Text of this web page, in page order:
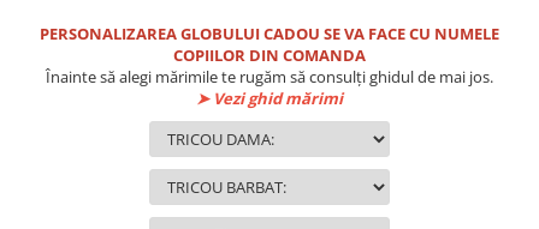
PERSONALIZAREA GLOBULUI CADOU SE VA FACE CU NUMELE
COPIILOR DIN COMANDA
Înainte să alegi mărimile te rugăm să consulți ghidul de mai jos.
➤ Vezi ghid mărimi